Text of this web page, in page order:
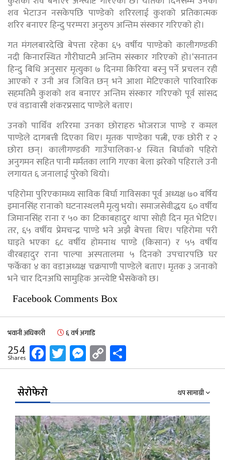
शव भेटाउन नसकेपछि पाण्डेको शरिरलाई कुशको प्रतिकात्मक
शरिर बनाएर हिन्दु परम्परा अनुरुप अन्तिम संस्कार गरिएको हो।
गत मंगलबारदेखि बेपत्ता रहेका ६५ वर्षीय पाण्डेको कालीगण्डकी
नदी किनारस्थित गौरीघाटमै अन्तिम संस्कार गरिएको हो।‘सनातन
हिन्दु बिधि अनुसार मृत्युका ७ दिनमा किरिया बस्नु पर्ने प्रचलन रही
आएको र उनी अव जिवित छन् भने आशा मेटिएकाले पारिवारिक
सहमतिमै कुशको शव बनाएर अन्तिम संस्कार गरिएको पूर्व सांसद
एवं वडावासी शंकरप्रसाद पाण्डेले बताए।
उनको पार्थिव शरिरमा उनका छोराहरु भोजराज पाण्डे र कमल
पाण्डेले दागबत्ती दिएका थिए। मृतक पाण्डेका पत्नी, एक छोरी र २
छोरा छन्। कालीगण्डकी गाउँपालिका-४ स्थित बिर्घाको पहिरो
अनुगमन सहित पानी मर्मतका लागि गएका बेला झरेको पहिराले उनी
लगायत ६ जनालाई पुरेको थियो।
पहिरोमा पुरिएकामध्य साविक बिर्घा गाविसका पूर्व अध्यक्ष ७० बर्षिय
इमानसिंह रानाको घटनास्थलमै मृत्यु भयो। समाजसेवीद्धय ६० वर्षीय
जिमानसिंह राना र ५० का टिकाबहादुर थापा सोही दिन मृत भेटिए।
तर, ६५ वर्षीय प्रेमचन्द्र पाण्डे भने अझै बेपत्ता थिए। पहिरोमा परी
घाइते भएका ६८ वर्षीय होमनाथ पाण्डे (किसान) र ५५ वर्षीय
वीरबहादुर राना पाल्पा अस्पतालमा ५ दिनको उपचारपछि घर
फर्केका ४ का वडाअध्यक्ष चक्रपाणी पाण्डेले बताए। मृतक ३ जनाको
भने चार दिनअघि सामुहिक अन्त्येष्टि भैसकेको छ।
Facebook Comments Box
भवानी अधिकारी ६ वर्ष अगाडि
254
Shares Facebook
Twitter
Messenger
Copy
Link
सेरोफेरो थप सामाग्री